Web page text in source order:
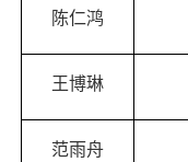
陈仁鸿
王博琳
范雨舟